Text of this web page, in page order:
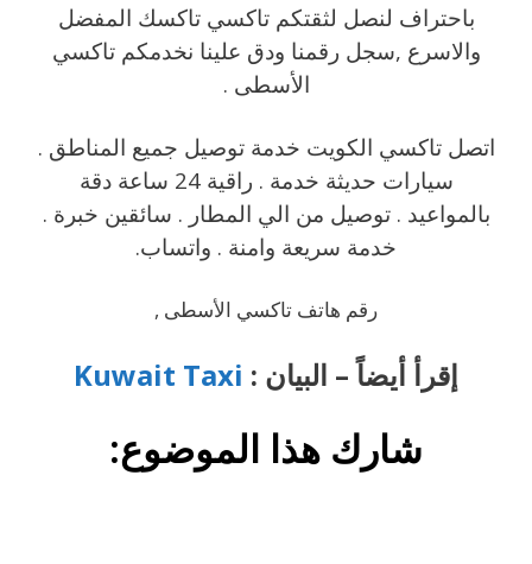
باحتراف لنصل لثقتكم تاكسي تاكسك المفضل
والاسرع ,سجل رقمنا ودق علينا نخدمكم تاكسي
الأسطى .
اتصل تاكسي الكويت خدمة توصيل جميع المناطق .
سيارات حديثة خدمة . راقية 24 ساعة دقة
بالمواعيد . توصيل من الي المطار . سائقين خبرة .
خدمة سريعة وامنة . واتساب.
رقم هاتف تاكسي الأسطى ,
إقرأ أيضاً – البيان : Kuwait Taxi
شارك هذا الموضوع: